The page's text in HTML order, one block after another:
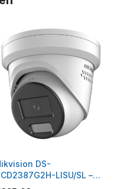
DS-
LISU/SL –
Smart Hybrid Light